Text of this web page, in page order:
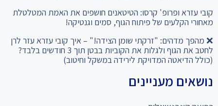
קובי עזרא ופרופ' קרסו: הטיטאנים חושפים את האמת המטלטלת
מאחורי הקלעים של פיתוח הגוף, סמים וגנטיקה!
❌ מהפך מדהים: "זרקתי שומן הצידה!" – איך קובי עזרא עזר לרן
לחטב את הגוף ולגלות את הקוביות בבטן תוך 3 חודשים בלבד?
(כולל הדיאטה המדויקת לירידה במשקל וחיטוב)
נושאים מעניינים